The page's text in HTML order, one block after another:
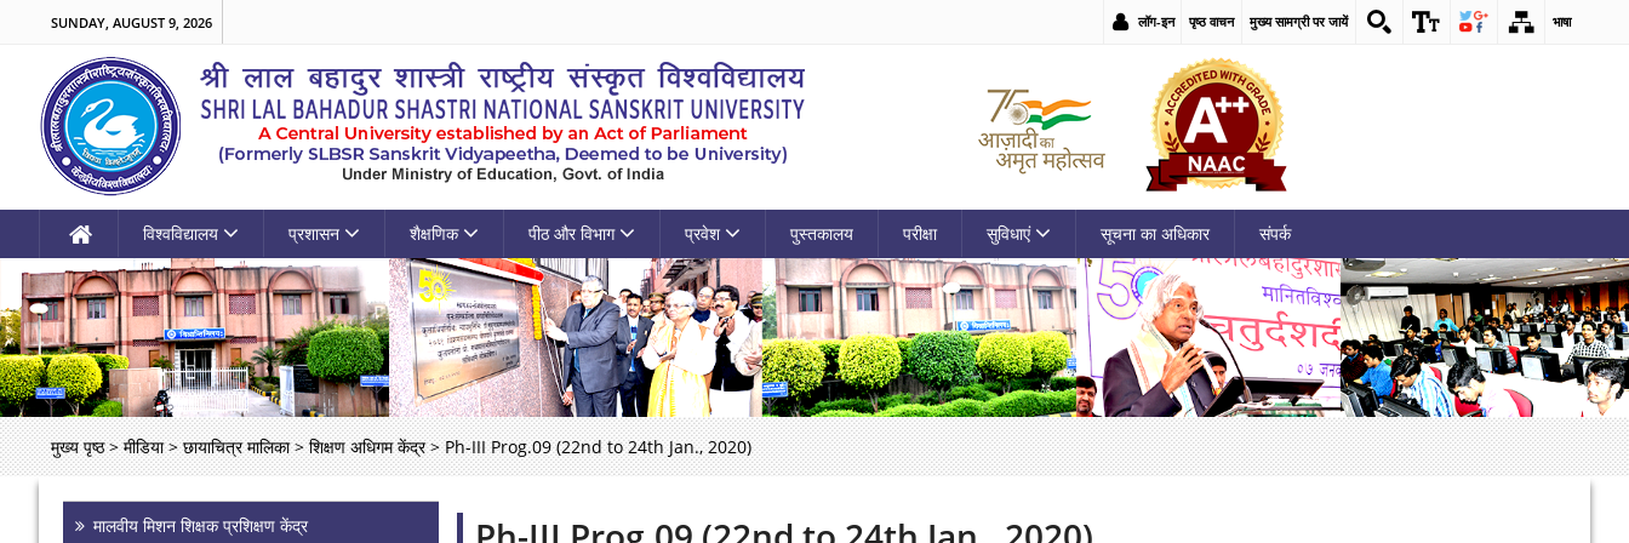
SUNDAY, AUGUST 9, 2026 लॉग-इन पृष्ठ वाचन मुख्य सामग्री पर जायें भाषा
विश्वविद्यालय प्रशासन शैक्षणिक पीठ और विभाग प्रवेश पुस्तकालय परीक्षा सुविधाएं सूचना का अधिकार संपर्क
मुख्य पृष्ठ > मीडिया > छायाचित्र मालिका > शिक्षण अधिगम केंद्र > Ph-III Prog.09 (22nd to 24th Jan., 2020)
मालवीय मिशन शिक्षक प्रशिक्षण केंद्र